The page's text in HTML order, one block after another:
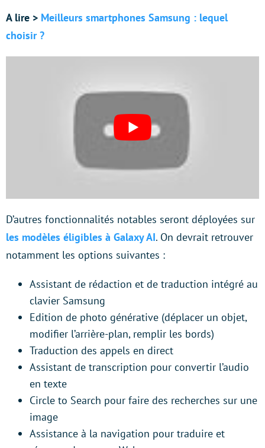
A lire > Meilleurs smartphones Samsung : lequel
choisir ?
D’autres fonctionnalités notables seront déployées sur
les modèles éligibles à Galaxy AI. On devrait retrouver
notamment les options suivantes :
Assistant de rédaction et de traduction intégré au
clavier Samsung
Edition de photo générative (déplacer un objet,
modifier l’arrière-plan, remplir les bords)
Traduction des appels en direct
Assistant de transcription pour convertir l’audio
en texte
Circle to Search pour faire des recherches sur une
image
Assistance à la navigation pour traduire et